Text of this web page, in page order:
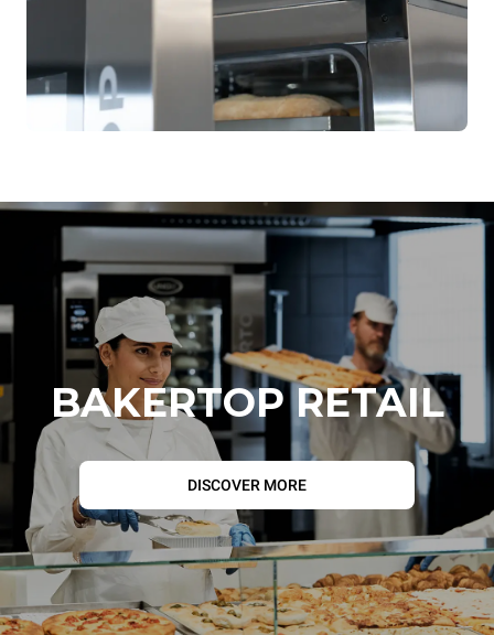
sans portes
Verrouillage des plateaux
côté four
6+6 plateaux
sans portes
Verrouillage des plateaux
côté opérateur
BAKERTOP RETAIL
DISCOVER MORE